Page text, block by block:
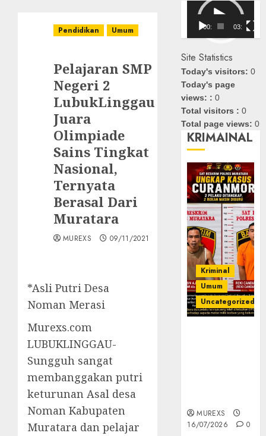
Pendidikan Umum
Pelajaran SMP
Negeri 2
LubukLinggau
Juara
Olimpiade
Sains Tingkat
Nasional,
Ternyata
Berasal Dari
Muratara
MUREXS 09/11/2021
*Asli Putri Desa
Noman Merasi
Murexs.com
LUBUKLINGGAU-
Sungguh sangat
membanggakan putri
keturunan Asal desa
Noman Kabupaten
Muratara dan pelajar
Pemutar
Video
00:00 03:08
Site Statistics
Today's visitors:0
Today's page
views: :0
Total visitors :0
Total page views:0
KRIMAINAL
Kriminal
Umum
Uncategorized
MUREXS
16/07/2026
0